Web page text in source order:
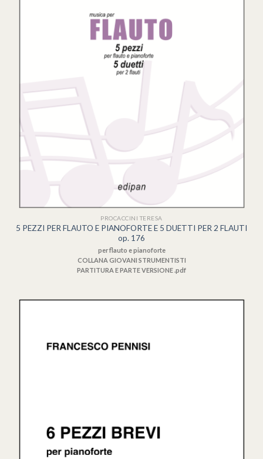
PROCACCINI TERESA
5 PEZZI PER FLAUTO E PIANOFORTE E 5 DUETTI PER 2 FLAUTI
op. 176
per flauto e pianoforte
COLLANA GIOVANI STRUMENTISTI
PARTITURA E PARTE VERSIONE .pdf